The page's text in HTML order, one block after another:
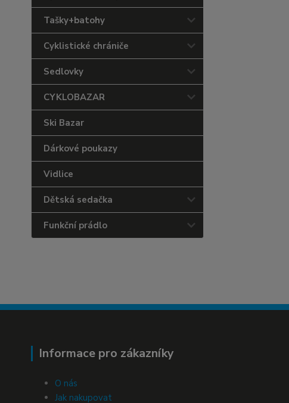
Tašky+batohy
Cyklistické chrániče
Sedlovky
CYKLOBAZAR
Ski Bazar
Dárkové poukazy
Vidlice
Dětská sedačka
Funkční prádlo
Informace pro zákazníky
O nás
Jak nakupovat